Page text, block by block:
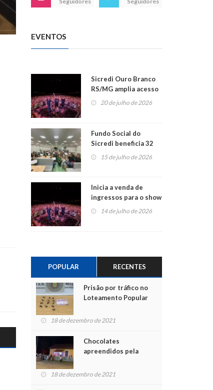
EVENTOS
Sicredi Ouro Branco
RS/MG amplia acesso
ao show dos 45 anos
20 de julho de 2026
Fundo Social do
Sicredi beneficia 32
projetos em
Montenegro
15 de julho de 2026
Inicia a venda de
ingressos para o show
do Jota Quest nos 45
14 de julho de 2026
POPULAR RECENTES
Prisão por tráfico no
Loteamento Popular
18 de dezembro de 2021
Chocolates
apreendidos pela
para crianças na
18 de dezembro de 2021